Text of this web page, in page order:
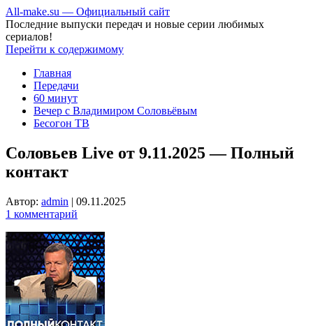
All-make.su — Официальный сайт
Последние выпуски передач и новые серии любимых
сериалов!
Перейти к содержимому
Главная
Передачи
60 минут
Вечер с Владимиром Соловьёвым
Бесогон ТВ
Соловьев Live от 9.11.2025 — Полный
контакт
Автор: admin | 09.11.2025
1 комментарий